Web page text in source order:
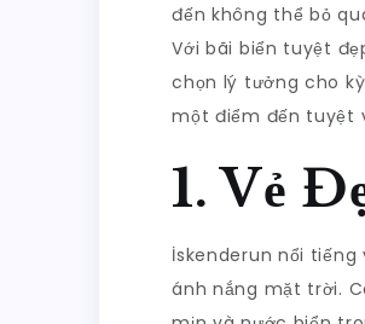
đến không thể bỏ
Với bãi biển tuyệt
chọn lý tưởng cho
một điểm đến tuyệt
1. Vẻ
İskenderun nổi
ánh nắng mặt trời.